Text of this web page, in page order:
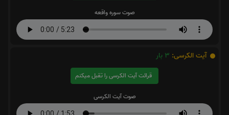
صوت سوره واقعه
آیت الکرسی: 3 بار
قرائت آیت الکرسی را تقبل میکنم
صوت آیت الکرسی